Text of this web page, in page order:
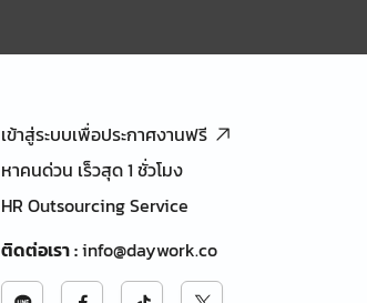
เข้าสู่ระบบเพื่อประกาศงานฟรี
หาคนด่วน เร็วสุด 1 ชั่วโมง
HR Outsourcing Service
ติดต่อเรา:info@daywork.co